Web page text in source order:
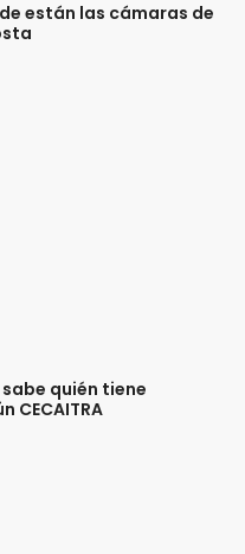
están las cámaras de
sabe quién tiene
CECAITRA